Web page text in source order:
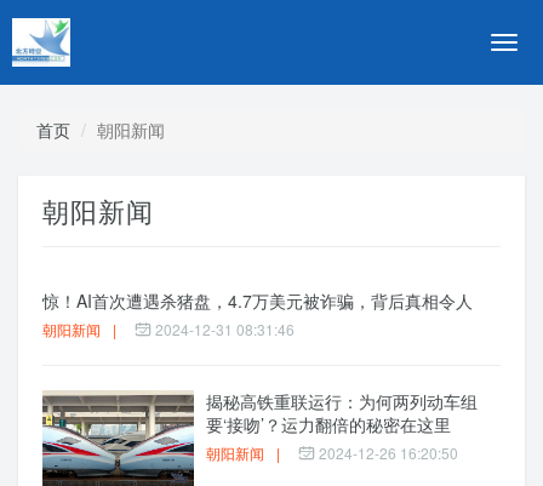
切
导
首页 朝阳新闻
朝阳新闻
惊！AI首次遭遇杀猪盘，4.7万美元被诈骗，背后真相令人
朝阳新闻 | 2024-12-31 08:31:46
揭秘高铁重联运行：为何两列动车组
要‘接吻’？运力翻倍的秘密在这里
朝阳新闻 | 2024-12-26 16:20:50